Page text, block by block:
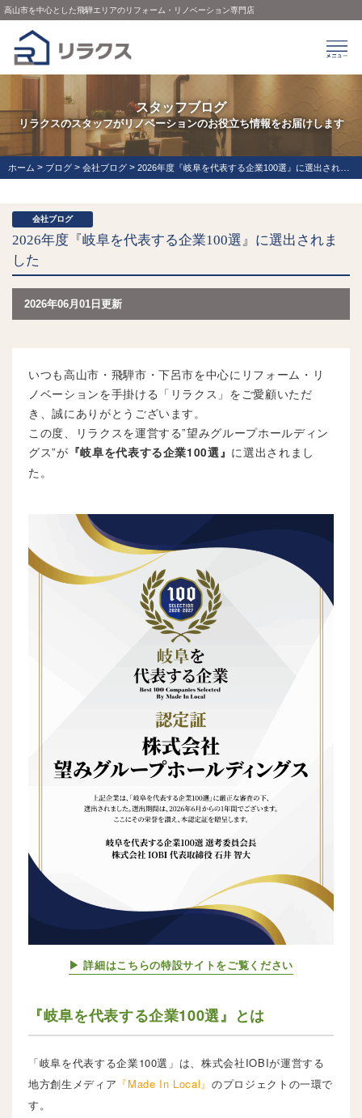
高山市を中心とした飛騨エリアのリフォーム・リノベーション専門店
スタッフブログ
リラクスのスタッフがリノベーションのお役立ち情報をお届けします
ホーム > ブログ > 会社ブログ > 2026年度『岐阜を代表する企業100選』に選出されました
会社ブログ
2026年度『岐阜を代表する企業100選』に選出されま
した
2026年06月01日更新
いつも高山市・飛騨市・下呂市を中心にリフォーム・リ
ノベーションを手掛ける「リラクス」をご愛顧いただ
き、誠にありがとうございます。
この度、リラクスを運営する”望みグループホールディン
グス”が 『岐阜を代表する企業100選』 に選出されまし
た。
▶ 詳細はこちらの特設サイトをご覧ください
『岐阜を代表する企業100選』とは
「岐阜を代表する企業100選」は、株式会社IOBIが運営する
地方創生メディア 『Made In Local』 のプロジェクトの一環で
す。